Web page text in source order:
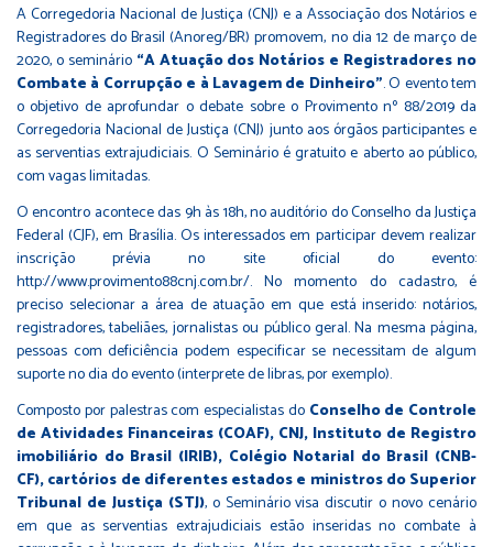
A Corregedoria Nacional de Justiça (CNJ) e a Associação dos Notários e
Registradores do Brasil (Anoreg/BR) promovem, no dia 12 de março de
2020, o seminário “A Atuação dos Notários e Registradores no
Combate à Corrupção e à Lavagem de Dinheiro”. O evento tem
o objetivo de aprofundar o debate sobre o Provimento nº 88/2019 da
Corregedoria Nacional de Justiça (CNJ) junto aos órgãos participantes e
as serventias extrajudiciais. O Seminário é gratuito e aberto ao público,
com vagas limitadas.
O encontro acontece das 9h às 18h, no auditório do Conselho da Justiça
Federal (CJF), em Brasília. Os interessados em participar devem realizar
inscrição prévia no site oficial do evento:
http://www.provimento88cnj.com.br/. No momento do cadastro, é
preciso selecionar a área de atuação em que está inserido: notários,
registradores, tabeliães, jornalistas ou público geral. Na mesma página,
pessoas com deficiência podem especificar se necessitam de algum
suporte no dia do evento (interprete de libras, por exemplo).
Composto por palestras com especialistas do Conselho de Controle
de Atividades Financeiras (COAF), CNJ, Instituto de Registro
imobiliário do Brasil (IRIB), Colégio Notarial do Brasil (CNB-
CF), cartórios de diferentes estados e ministros do Superior
Tribunal de Justiça (STJ), o Seminário visa discutir o novo cenário
em que as serventias extrajudiciais estão inseridas no combate à